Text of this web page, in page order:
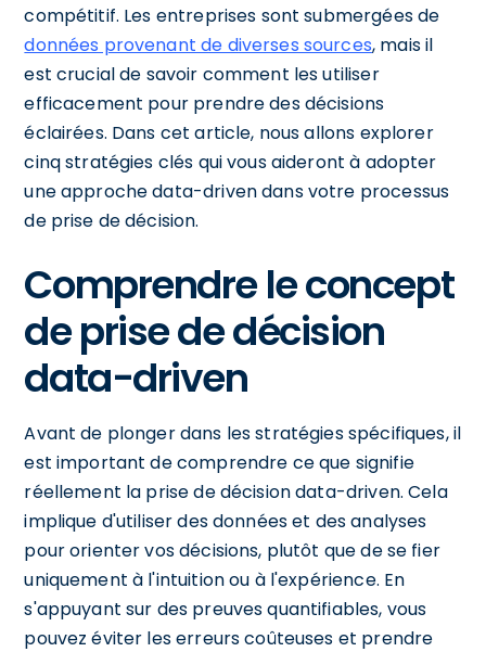
compétitif. Les entreprises sont submergées de
données provenant de diverses sources, mais il
est crucial de savoir comment les utiliser
efficacement pour prendre des décisions
éclairées. Dans cet article, nous allons explorer
cinq stratégies clés qui vous aideront à adopter
une approche data-driven dans votre processus
de prise de décision.
Comprendre le concept
de prise de décision
data-driven
Avant de plonger dans les stratégies spécifiques, il
est important de comprendre ce que signifie
réellement la prise de décision data-driven. Cela
implique d'utiliser des données et des analyses
pour orienter vos décisions, plutôt que de se fier
uniquement à l'intuition ou à l'expérience. En
s'appuyant sur des preuves quantifiables, vous
pouvez éviter les erreurs coûteuses et prendre